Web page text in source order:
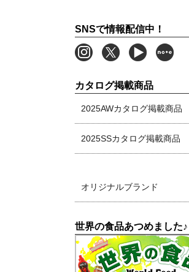
SNSで情報配信中！
カタログ掲載商品
2025AWカタログ掲載商品
2025SSカタログ掲載商品
オリジナルブランド
世界の食品あつめました♪